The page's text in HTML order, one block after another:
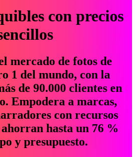
con precios
mercado de fotos de
1 del mundo, con la
de 90.000 clientes en
Empodera a marcas,
con recursos
hasta un 76 %
y presupuesto.